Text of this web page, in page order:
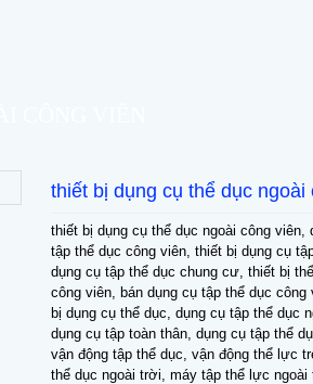
thiết bị dụng cụ thể dục ngoài
thiết bị dụng cụ thể dục ngoài công
tập thể dục công viên, thiết bị dụng cụ
dụng cụ tập thể dục chung cư, thiết bị
công viên, bán dụng cụ tập thể dục
bị dụng cụ thể dục, dụng cụ tập thể dục
dụng cụ tập toàn thân, dụng cụ tập thể
vận động tập thể dục, vận động thể lực
thể dục ngoài trời, máy tập thể lực